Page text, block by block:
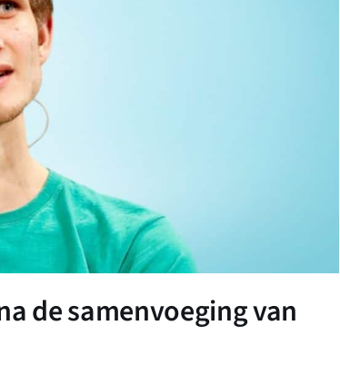
de samenvoeging van